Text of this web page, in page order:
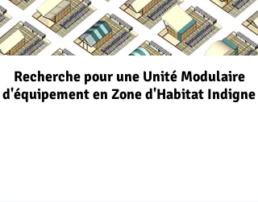
Recherche pour une Unité Modulaire
d'équipement en Zone d'Habitat Indigne